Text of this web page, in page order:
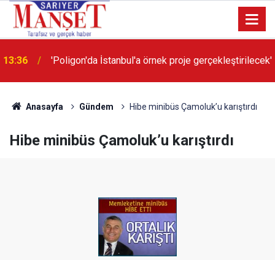
13:36 'Poligon'da İstanbul'a örnek proje gerçekleştirilecek'
Anasayfa Gündem Hibe minibüs Çamoluk’u karıştırdı
Hibe minibüs Çamoluk’u karıştırdı